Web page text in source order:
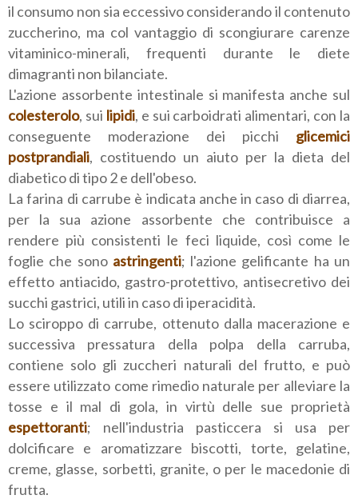
il consumo non sia eccessivo considerando il contenuto
zuccherino, ma col vantaggio di scongiurare carenze
vitaminico-minerali, frequenti durante le diete
dimagranti non bilanciate.
L'azione assorbente intestinale si manifesta anche sul
colesterolo, sui lipidi, e sui carboidrati alimentari, con la
conseguente moderazione dei picchi glicemici
postprandiali, costituendo un aiuto per la dieta del
diabetico di tipo 2 e dell'obeso.
La farina di carrube è indicata anche in caso di diarrea,
per la sua azione assorbente che contribuisce a
rendere più consistenti le feci liquide, così come le
foglie che sono astringenti; l'azione gelificante ha un
effetto antiacido, gastro-protettivo, antisecretivo dei
succhi gastrici, utili in caso di iperacidità.
Lo sciroppo di carrube, ottenuto dalla macerazione e
successiva pressatura della polpa della carruba,
contiene solo gli zuccheri naturali del frutto, e può
essere utilizzato come rimedio naturale per alleviare la
tosse e il mal di gola, in virtù delle sue proprietà
espettoranti; nell'industria pasticcera si usa per
dolcificare e aromatizzare biscotti, torte, gelatine,
creme, glasse, sorbetti, granite, o per le macedonie di
frutta.